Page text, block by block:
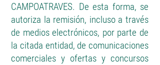
CAMPOATRAVES. De esta forma, se
autoriza la remisión, incluso a través
de medios electrónicos, por parte de
la citada entidad, de comunicaciones
comerciales y ofertas y concursos